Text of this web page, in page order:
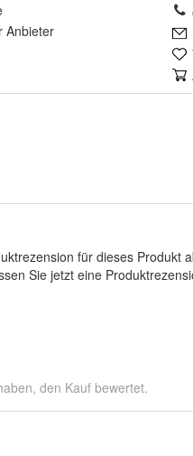
Anbieter
für dieses Produkt
Sie jetzt eine
den Kauf bewertet.